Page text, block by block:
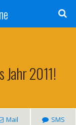
Jahr 2011!
Mail SMS